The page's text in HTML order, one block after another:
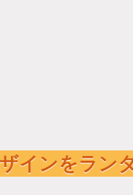
インをラン